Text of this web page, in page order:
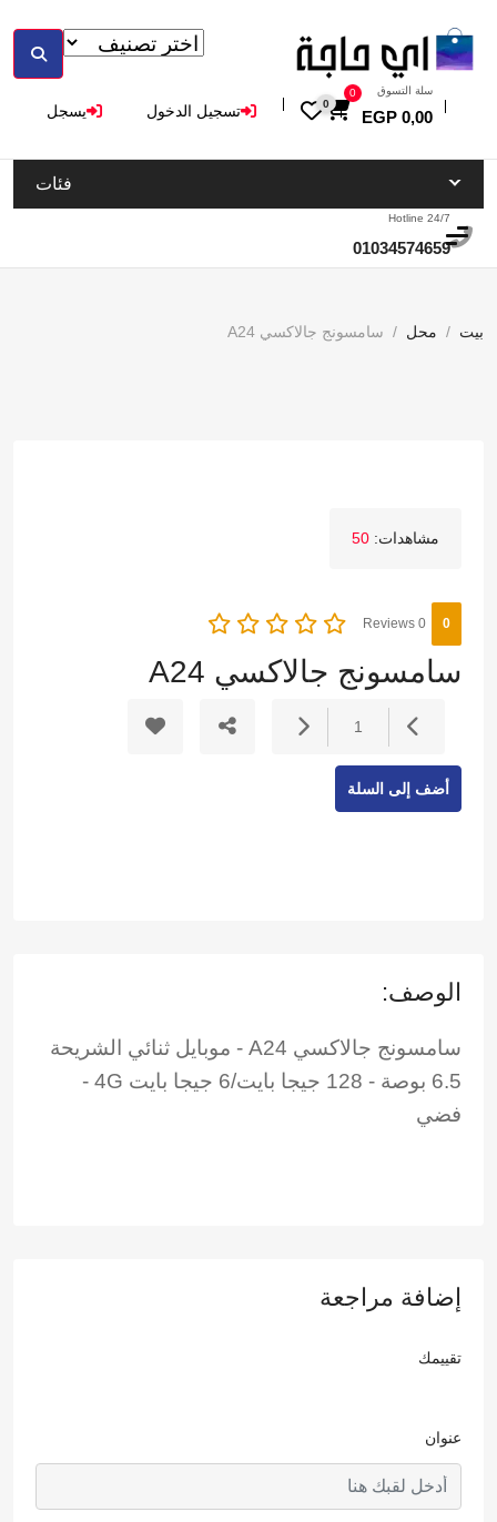
سلة التسوق
0,00
EGP
0
0
تسجيل الدخول يسجل
فئات
Hotline 24/7
01034574659
بيت محل ‏سامسونج جالاكسي A24‏
مشاهدات: 50
0
0 Reviews
‏سامسونج جالاكسي A24‏
1
أضف إلى السلة
الوصف:
‏سامسونج جالاكسي A24‏
‏ - موبايل ثنائي الشريحة
6.5 بوصة - 128 جيجا بايت/6 جيجا بايت 4G -
فضي‏
إضافة مراجعة
تقييمك
عنوان